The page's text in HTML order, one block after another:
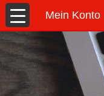
Mein Konto